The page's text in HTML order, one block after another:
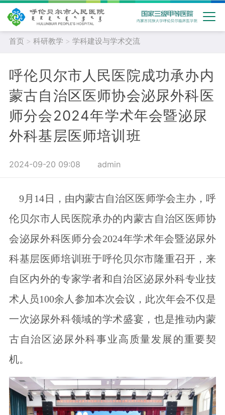
首页 > 科研教学 > 学科建设与学术交流
呼伦贝尔市人民医院成功承办内
蒙古自治区医师协会泌尿外科医
师分会2024年学术年会暨泌尿
外科基层医师培训班
2024-09-20 09:08 admin
9月14日，由内蒙古自治区医师学会主办，呼
伦贝尔市人民医院承办的内蒙古自治区医师协
会泌尿外科医师分会2024年学术年会暨泌尿外
科基层医师培训班于呼伦贝尔市隆重召开，来
自区内外的专家学者和自治区泌尿外科专业技
术人员100余人参加本次会议，此次年会不仅是
一次泌尿外科领域的学术盛宴，也是推动内蒙
古自治区泌尿外科事业高质量发展的重要契
机。